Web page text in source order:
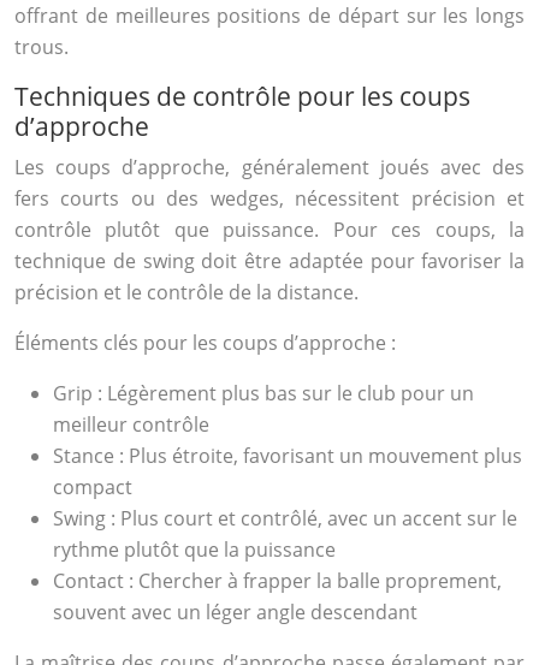
offrant de meilleures positions de départ sur les longs
trous.
Techniques de contrôle pour les coups
d’approche
Les coups d’approche, généralement joués avec des
fers courts ou des wedges, nécessitent précision et
contrôle plutôt que puissance. Pour ces coups, la
technique de swing doit être adaptée pour favoriser la
précision et le contrôle de la distance.
Éléments clés pour les coups d’approche :
Grip : Légèrement plus bas sur le club pour un
meilleur contrôle
Stance : Plus étroite, favorisant un mouvement plus
compact
Swing : Plus court et contrôlé, avec un accent sur le
rythme plutôt que la puissance
Contact : Chercher à frapper la balle proprement,
souvent avec un léger angle descendant